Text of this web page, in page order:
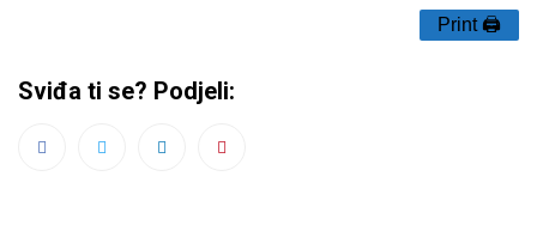
Print 🖨
Sviđa ti se? Podjeli: